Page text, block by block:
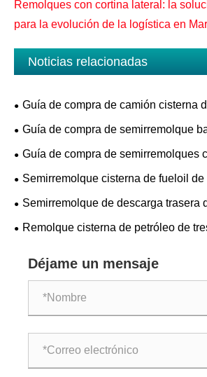
Remolques con cortina lateral: la
para la evolución de la logística en
Noticias relacionadas
Guía de compra de camión cisterna
Sinotruk SITRAK 8 × 4 30000L para
Guía de compra de semirremolque
gris de 5 ejes para minería, canteras y
Guía de compra de semirremolques
cemento de cuatro ejes para
Semirremolque cisterna de fueloil
transporte de combustible a granel:
Semirremolque de descarga trasera
transporte a granel en minería,
Remolque cisterna de petróleo de
especificaciones y guía de compra
Déjame un mensaje